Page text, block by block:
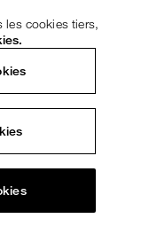
les cookies tiers,